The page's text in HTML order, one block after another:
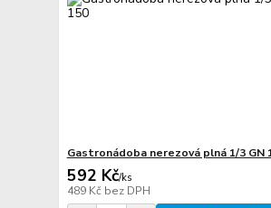
Gastronádoba nerezová plná 1/3 GN
592 Kč/ks
489 Kč bez DPH